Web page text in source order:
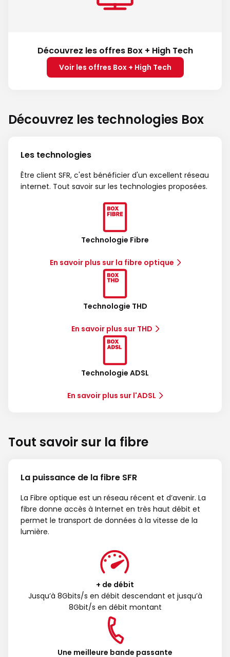
Découvrez les offres Box + High Tech
Voir les offres Box + High Tech
Découvrez les technologies Box
Les technologies
Être client SFR, c'est bénéficier d'un excellent réseau
internet. Tout savoir sur les technologies proposées.
Technologie Fibre
En savoir plus sur la fibre optique
Technologie THD
En savoir plus sur THD
Technologie ADSL
En savoir plus sur l'ADSL
Tout savoir sur la fibre
La puissance de la fibre SFR
La Fibre optique est un réseau récent et d’avenir. La
fibre donne accès à Internet en très haut débit et
permet le transport de données à la vitesse de la
lumière.
+ de débit
Jusqu’à 8Gbits/s en débit descendant et jusqu’à
8Gbit/s en débit montant
Une meilleure bande passante